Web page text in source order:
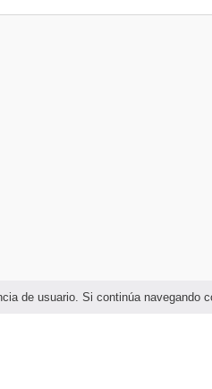
de usuario. Si continúa navegando